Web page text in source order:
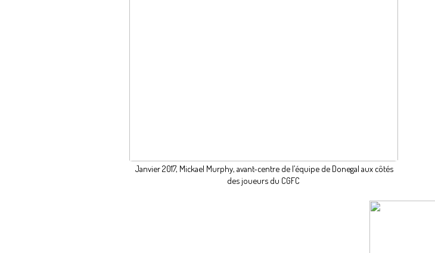
Janvier 2017, Mickael Murphy, avant-centre de l’équipe de Donegal aux côtés
des joueurs du CGFC